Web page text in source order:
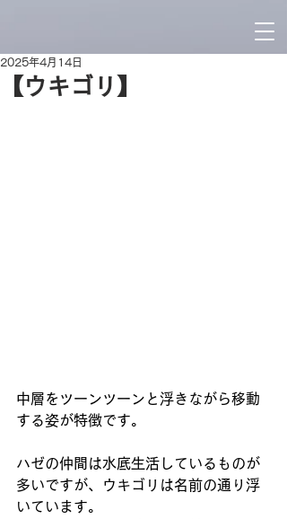
【ウキゴリ】
2025年4月14日
中層をツーンツーンと浮きながら移動
する姿が特徴です。
ハゼの仲間は水底生活しているものが
多いですが、ウキゴリは名前の通り浮
いています。